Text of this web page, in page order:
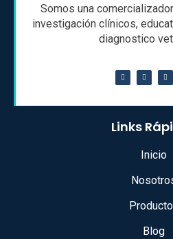
Somos una
investigación clínicos,
diagnostico
Links
Inicio
Blog